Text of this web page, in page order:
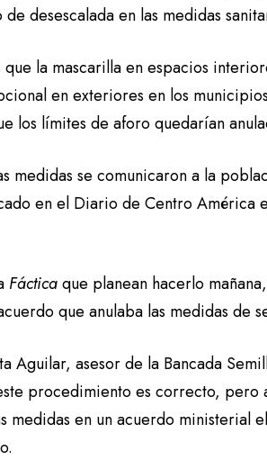
desescalada en las medidas
la mascarilla en espacios
en exteriores en los
los límites de aforo quedarían
medidas se comunicaron a la
en el Diario de Centro América
Fácticaque planean hacerlo
que anulaba las medidas de
Aguilar, asesor de la Bancada
procedimiento es correcto,
medidas en un acuerdo ministerial